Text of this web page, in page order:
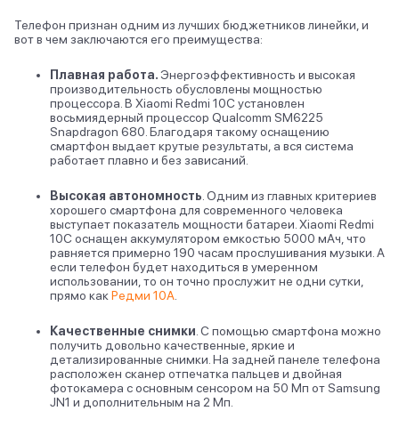
Телефон признан одним из лучших бюджетников линейки, и
вот в чем заключаются его преимущества:
Плавная работа.Энергоэффективность и высокая
производительность обусловлены мощностью
процессора. В Xiaomi Redmi 10C установлен
восьмиядерный процессор Qualcomm SM6225
Snapdragon 680. Благодаря такому оснащению
смартфон выдает крутые результаты, а вся система
работает плавно и без зависаний.
Высокая автономность Одним из главных критериев
хорошего смартфона для современного человека
выступает показатель мощности батареи. Xiaomi Redmi
10C оснащен аккумулятором емкостью 5000 мАч, что
равняется примерно 190 часам прослушивания музыки. А
если телефон будет находиться в умеренном
использовании, то он точно прослужит не одни сутки,
прямо какРедми 10А
Качественные снимки С помощью смартфона можно
получить довольно качественные, яркие и
детализированные снимки. На задней панеле телефона
расположен сканер отпечатка пальцев и двойная
фотокамера с основным сенсором на 50 Мп от Samsung
JN1 и дополнительным на 2 Мп.